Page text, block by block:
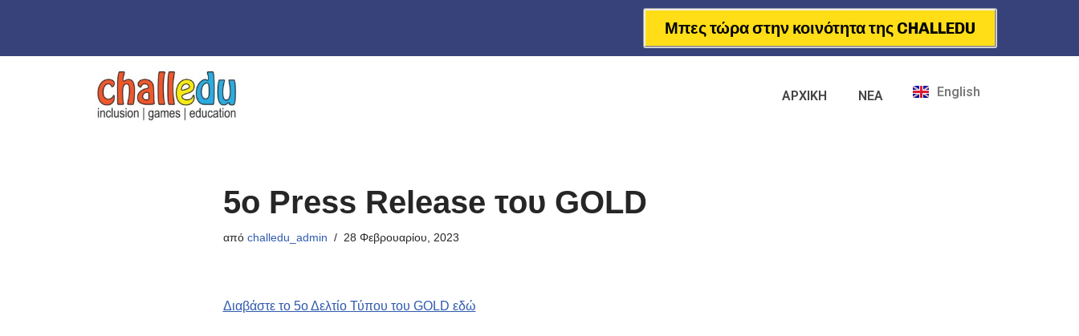
Μπες τώρα στην κοινότητα της CHALLEDU
ΑΡΧΙΚΗ ΝΕΑ English
5o Press Release του GOLD
από challedu_admin 28 Φεβρουαρίου, 2023
Διαβάστε το 5ο Δελτίο Τύπου του GOLD εδώ